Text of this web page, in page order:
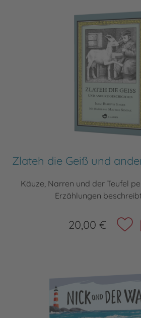
Zlateh die Geiß und
Käuze, Narren und der Teufel
Erzählungen
20,00 €